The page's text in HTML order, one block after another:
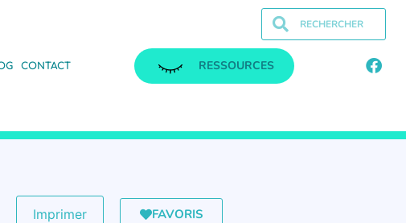
CONTACT RESSOURCES
Imprimer FAVORIS